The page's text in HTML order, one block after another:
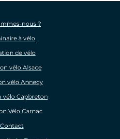
nous ?
à vélo
de vélo
vélo Alsace
vélo Annecy
vélo Capbreton
Vélo Carnac
Contact